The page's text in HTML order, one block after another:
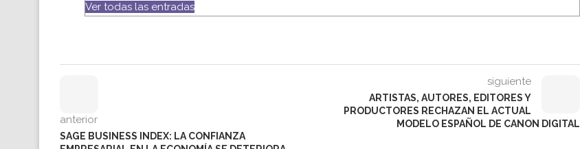
Ver todas las entradas
anterior
SAGE BUSINESS INDEX: LA CONFIANZA
siguiente
ARTISTAS, AUTORES, EDITORES Y
PRODUCTORES RECHAZAN EL ACTUAL
MODELO ESPAÑOL DE CANON DIGITAL